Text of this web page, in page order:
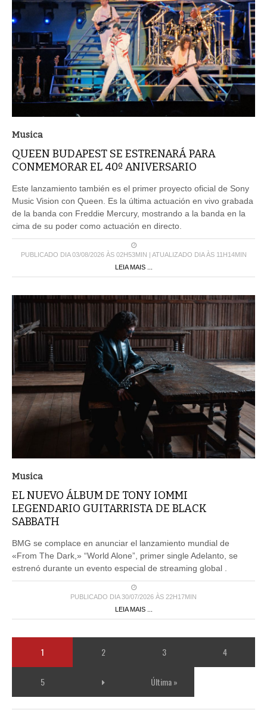
Musica
QUEEN BUDAPEST SE ESTRENARÁ PARA
CONMEMORAR EL 40º ANIVERSARIO
Este lanzamiento también es el primer proyecto oficial de Sony
Music Vision con Queen. Es la última actuación en vivo grabada
de la banda con Freddie Mercury, mostrando a la banda en la
cima de su poder como actuación en directo.
PUBLICADO DIA 03/08/2026 ÀS 02H53MIN | ATUALIZADO DIA ÀS 11H14MIN
LEIA MAIS ...
Musica
EL NUEVO ÁLBUM DE TONY IOMMI
LEGENDARIO GUITARRISTA DE BLACK
SABBATH
BMG se complace en anunciar el lanzamiento mundial de
«From The Dark,» “World Alone”, primer single Adelanto, se
estrenó durante un evento especial de streaming global .
PUBLICADO DIA 30/07/2026 ÀS 22H17MIN
LEIA MAIS ...
1 2 3 4
5 Última »